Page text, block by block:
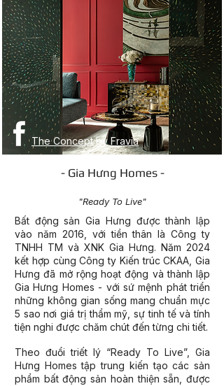
The Concept by Fravia
- Gia Hưng Homes -
"Ready To Live"
Bất động sản Gia Hưng được thành lập
vào năm 2016, với tiền thân là Công ty
TNHH TM và XNK Gia Hưng. Năm 2024
kết hợp cùng Công ty Kiến trúc CKAA, Gia
Hưng đã mở rộng hoạt động và thành lập
Gia Hưng Homes - với sứ mệnh phát triển
những không gian sống mang chuẩn mực
5 sao nơi giá trị thẩm mỹ, sự tinh tế và tính
tiện nghi được chăm chút đến từng chi tiết.
Theo đuổi triết lý “Ready To Live”, Gia
Hưng Homes tập trung kiến tạo các sản
phẩm bất động sản hoàn thiện sẵn, được